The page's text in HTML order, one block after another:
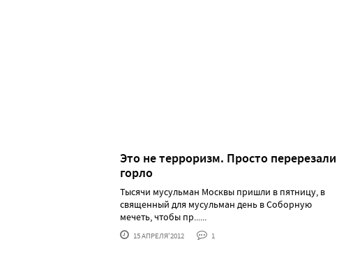
Это не терроризм. Просто перерезали
горло
Тысячи мусульман Москвы пришли в пятницу, в
священный для мусульман день в Соборную
мечеть, чтобы пр......
15 АПРЕЛЯ'2012 1